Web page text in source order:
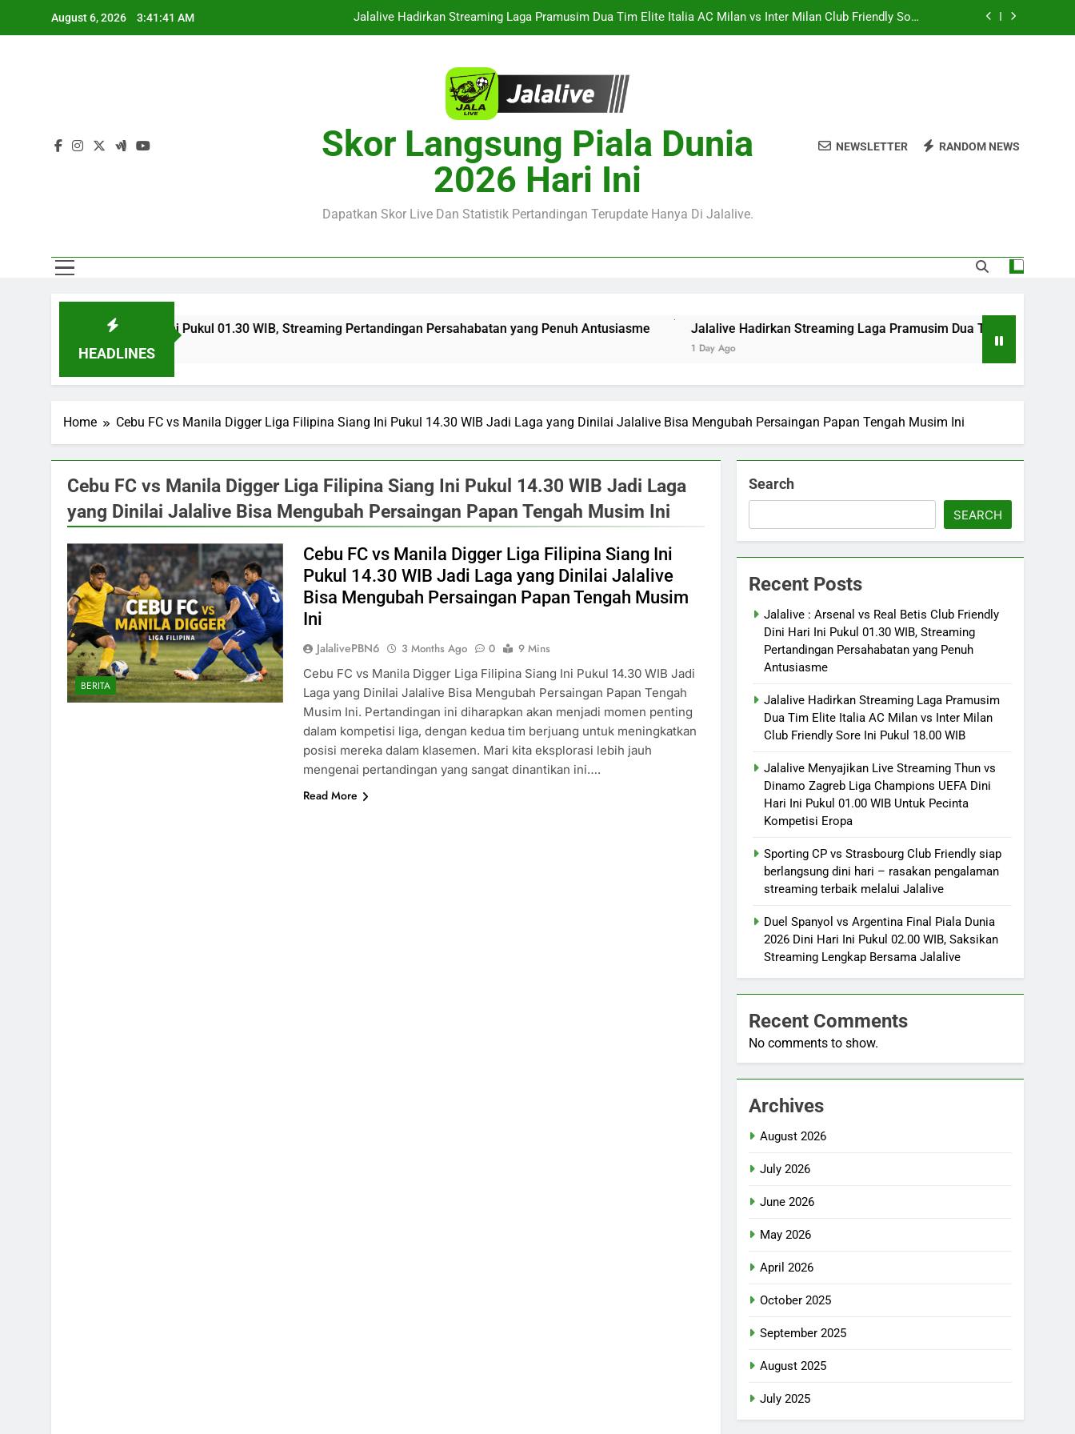
August 6, 2026 3:41:41 AM
Jalalive Hadirkan Streaming Laga Pramusim Dua Tim Elite Italia AC Milan vs Inter Milan Club Friendly Sore
Sporting CP vs Strasbourg Club Friendly siap berlangsung dini hari – rasakan pengalaman streaming terbaik
Jalalive : Arsenal vs Real Betis Club Friendly Dini Hari Ini Pukul 01.30 WIB, Streaming Pertandingan
Persahabatan yang Penuh Antusiasme
Jalalive Hadirkan Streaming Laga Pramusim Dua Tim Elite Italia AC Milan vs Inter Milan Club Friendly Sore
Jalalive Menyajikan Live Streaming Thun vs Dinamo Zagreb Liga Champions UEFA Dini Hari Ini Pukul 01.00
WIB Untuk Pecinta Kompetisi Eropa
Skor Langsung Piala Dunia
2026 Hari Ini
Dapatkan Skor Live Dan Statistik Pertandingan Terupdate Hanya Di Jalalive.
NEWSLETTER RANDOM NEWS
HEADLINES
Friendly Dini Hari Ini Pukul 01.30 WIB, Streaming Pertandingan Persahabatan yang Penuh Antusiasme Jalalive Hadirkan Streaming Laga Pramusim Dua Tim Elite Italia AC
1 Day Ago
Home Cebu FC vs Manila Digger Liga Filipina Siang Ini Pukul 14.30 WIB Jadi Laga yang Dinilai Jalalive Bisa Mengubah Persaingan Papan Tengah Musim Ini
Cebu FC vs Manila Digger Liga Filipina Siang Ini Pukul 14.30 WIB Jadi Laga
yang Dinilai Jalalive Bisa Mengubah Persaingan Papan Tengah Musim Ini
BERITA
Cebu FC vs Manila Digger Liga Filipina Siang Ini
Pukul 14.30 WIB Jadi Laga yang Dinilai Jalalive
Bisa Mengubah Persaingan Papan Tengah Musim
Ini
JalalivePBN6 3 Months Ago 0
9 Mins
Cebu FC vs Manila Digger Liga Filipina Siang Ini Pukul 14.30 WIB Jadi
Laga yang Dinilai Jalalive Bisa Mengubah Persaingan Papan Tengah
Musim Ini. Pertandingan ini diharapkan akan menjadi momen penting
dalam kompetisi liga, dengan kedua tim berjuang untuk meningkatkan
posisi mereka dalam klasemen. Mari kita eksplorasi lebih jauh
mengenai pertandingan yang sangat dinantikan ini….
Read More
Search
SEARCH
Recent Posts
Jalalive : Arsenal vs Real Betis Club Friendly
Dini Hari Ini Pukul 01.30 WIB, Streaming
Pertandingan Persahabatan yang Penuh
Antusiasme
Jalalive Hadirkan Streaming Laga Pramusim
Dua Tim Elite Italia AC Milan vs Inter Milan
Club Friendly Sore Ini Pukul 18.00 WIB
Jalalive Menyajikan Live Streaming Thun vs
Dinamo Zagreb Liga Champions UEFA Dini
Hari Ini Pukul 01.00 WIB Untuk Pecinta
Kompetisi Eropa
Sporting CP vs Strasbourg Club Friendly siap
berlangsung dini hari – rasakan pengalaman
streaming terbaik melalui Jalalive
Duel Spanyol vs Argentina Final Piala Dunia
2026 Dini Hari Ini Pukul 02.00 WIB, Saksikan
Streaming Lengkap Bersama Jalalive
Recent Comments
No comments to show.
Archives
August 2026
July 2026
June 2026
May 2026
April 2026
October 2025
September 2025
August 2025
July 2025